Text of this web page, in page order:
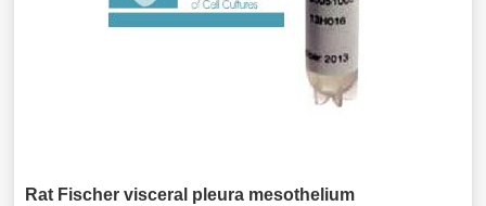
Rat Fischer visceral pleura mesothelium